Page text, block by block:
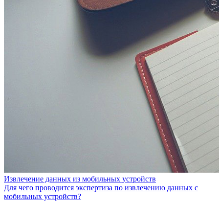
Извлечение данных из мобильных устройств
Для чего проводится экспертиза по извлечению данных с
мобильных устройств?